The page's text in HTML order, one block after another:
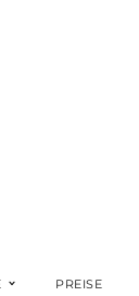
PREISE